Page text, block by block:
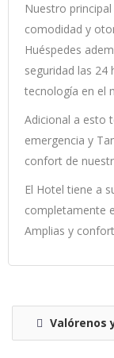
Nuestro
comodidad y
Huéspedes
seguridad las 24
tecnología en el
Adicional a esto
emergencia y
confort de
El Hotel tiene a
completamente
Amplias y
Valórenos